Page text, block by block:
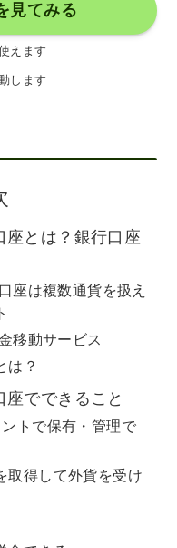
見てみる
えます
します
座とは？銀行口座
座は複数通貨を扱え
移動サービス
は？
でできること
トで保有・管理で
取得して外貨を受け